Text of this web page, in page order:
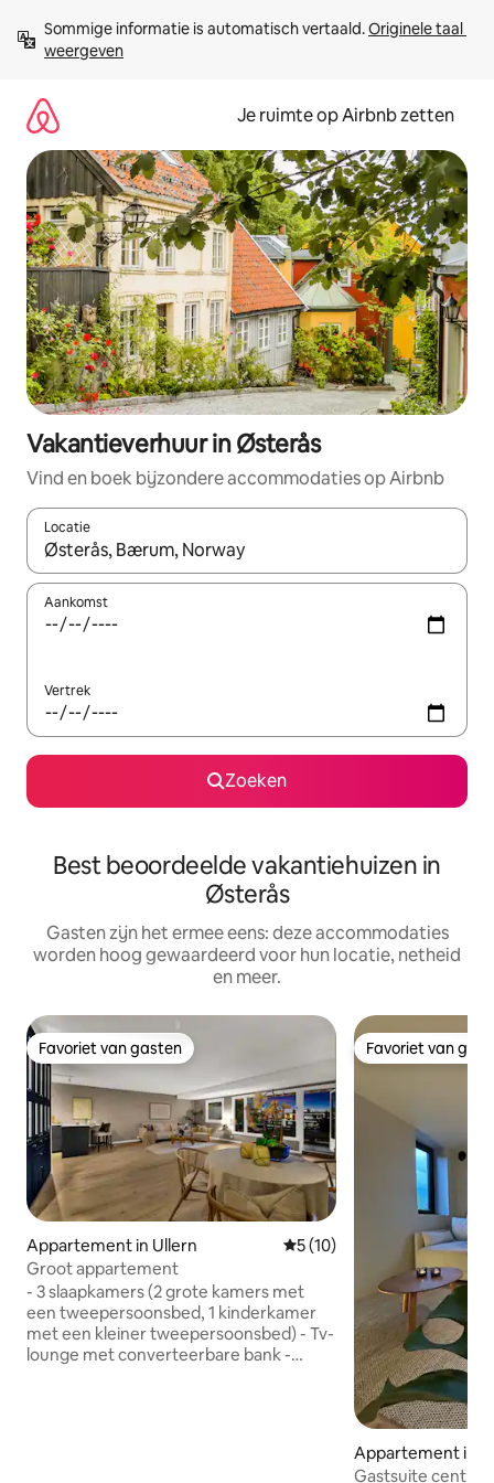
direct
naar
Sommige informatie is automatisch vertaald. Originele taal
weergeven
Je ruimte op Airbnb zetten
Vakantieverhuur in Østerås
Vind en boek bijzondere accommodaties op Airbnb
Locatie
Wanneer er suggesties beschikbaar zijn, maak je een keuze
Aankomst
Vertrek
Zoeken
Best beoordeelde vakantiehuizen in
Østerås
Gasten zijn het ermee eens: deze accommodaties
worden hoog gewaardeerd voor hun locatie, netheid
en meer.
Favoriet van gasten
Favoriet van gasten
Appartement in Ullern Gemiddelde beoordeling
5 (10)
Groot appartement
- 3 slaapkamers (2 grote kamers met
een tweepersoonsbed, 1 kinderkamer
met een kleiner tweepersoonsbed) - Tv-
lounge met converteerbare bank -
Favoriet van
Favoriet van
Appartement in
Gastsuite